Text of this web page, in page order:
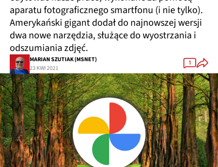
aparatu fotograficznego smartfonu (i nie tylko).
Amerykański gigant dodał do najnowszej wersji
dwa nowe narzędzia, służące do wyostrzania i
odszumiania zdjęć.
MARIAN SZUTIAK (MSNET)
23 KWI 2021
1